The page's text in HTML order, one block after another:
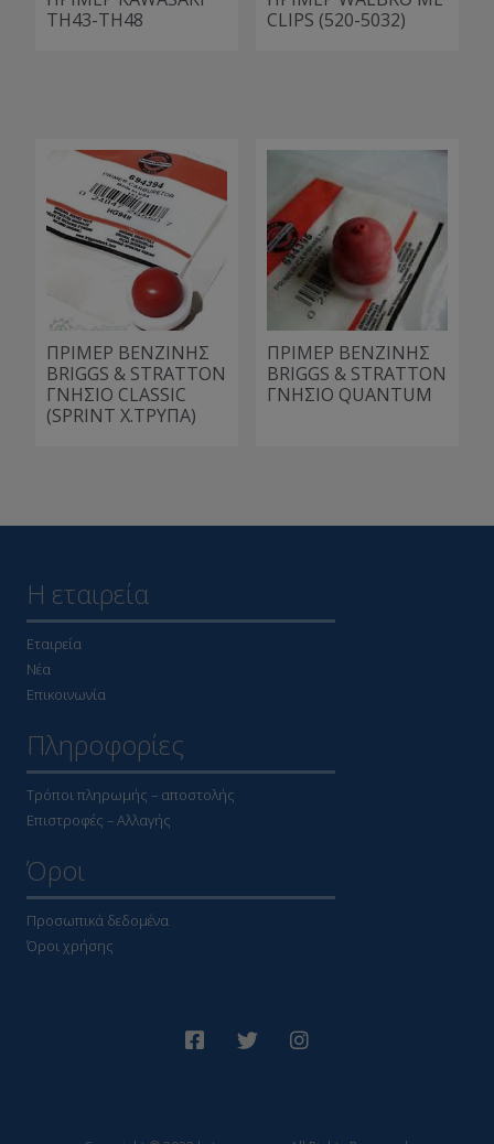
TH43-TH48
CLIPS (520-5032)
ΠΡΙΜΕΡ ΒΕΝΖΙΝΗΣ
BRIGGS & STRATTON
ΓΝΗΣΙΟ CLASSIC
(SPRINT Χ.ΤΡΥΠΑ)
ΠΡΙΜΕΡ ΒΕΝΖΙΝΗΣ
BRIGGS & STRATTON
ΓΝΗΣΙΟ QUANTUM
Η εταιρεία
Εταιρεία
Νέα
Επικοινωνία
Πληροφορίες
Τρόποι πληρωμής – αποστολής
Επιστροφές – Αλλαγής
Όροι
Προσωπικά δεδομένα
Όροι χρήσης